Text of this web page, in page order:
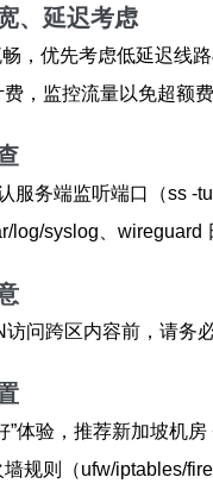
、延迟考虑
，优先考虑低延迟线
，监控流量以免超额费
服务端监听端口（ss -
log/syslog、wireguard
问跨区内容前，请务
”体验，推荐新加坡机
规则（ufw/iptables/